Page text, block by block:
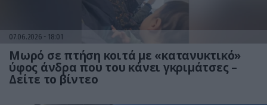
07.06.2026 18:01
Mωρό σε πτήση κοιτά με «κατανυκτικό»
ύφος άνδρα που του κάνει γκριμάτσες –
Δείτε το βίντεο